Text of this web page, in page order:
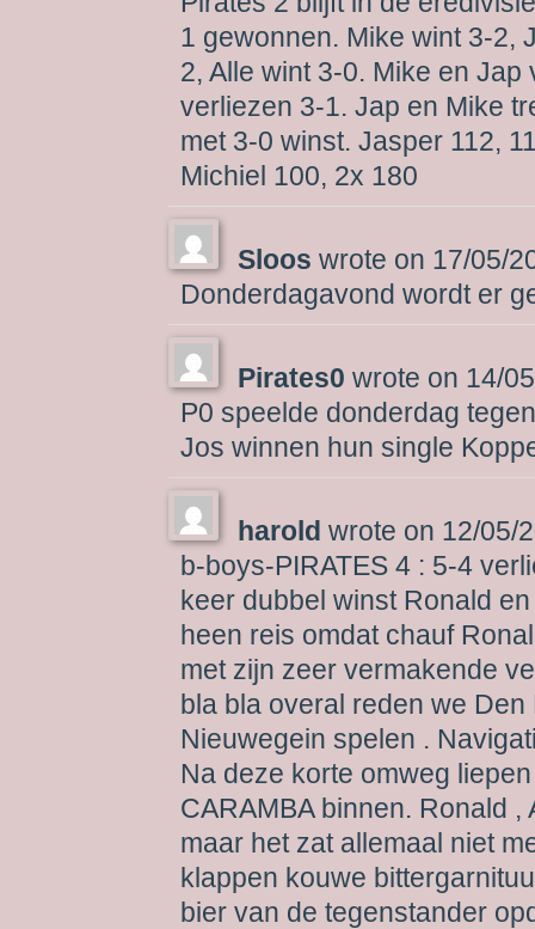
1 gewonnen. Mike wint 3-2,
2, Alle wint 3-0. Mike en
verliezen 3-1. Jap en Mike
met 3-0 winst. Jasper 112,
Michiel 100, 2x 180
Slooswrote on 17/05/
Donderdagavond wordt er
Pirates0wrote on 14/
P0 speelde donderdag
Jos winnen hun single
haroldwrote on 12/05/
b-boys-PIRATES 4 : 5-4
keer dubbel winst Ronald
heen reis omdat chauf
met zijn zeer vermakende
bla bla overal reden we
Nieuwegein spelen .
Na deze korte omweg
CARAMBA binnen. Ronald
maar het zat allemaal niet
klappen kouwe
bier van de tegenstander